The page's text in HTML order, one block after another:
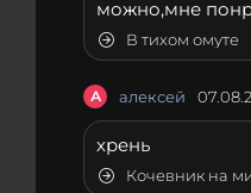
можно,мне
В тихом омуте
А алексей
хрень
Кочевник на